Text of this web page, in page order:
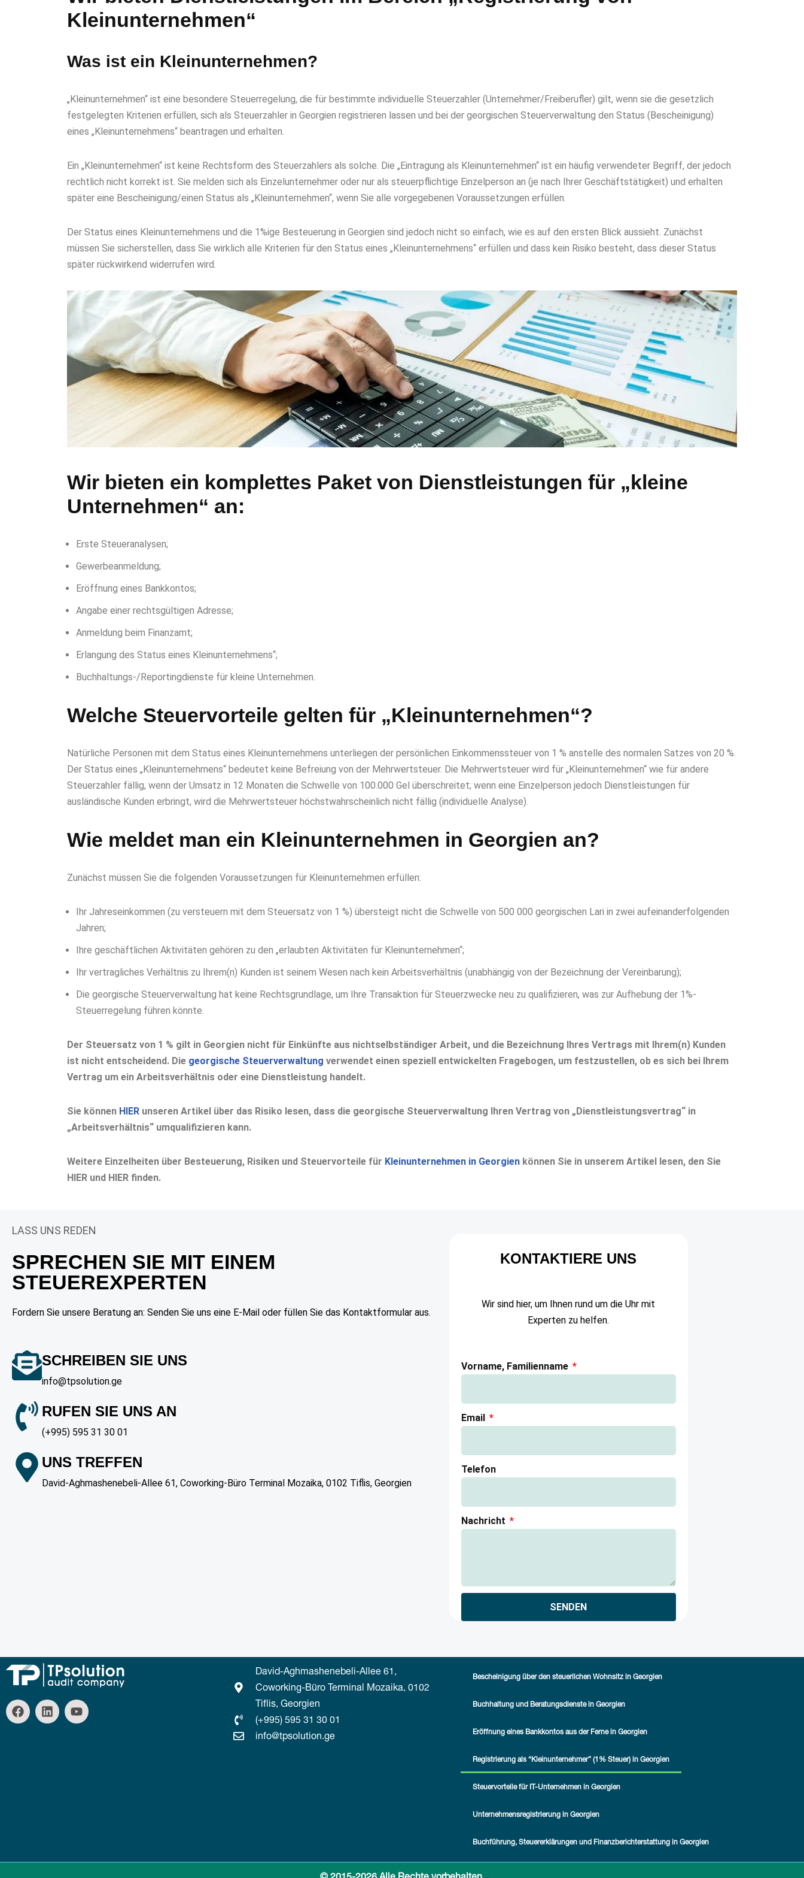
Kleinunternehmen“
Was ist ein Kleinunternehmen?
„Kleinunternehmen“ ist eine besondere Steuerregelung, die für bestimmte individuelle Steuerzahler (Unternehmer/Freiberufler) gilt, wenn sie die gesetzlich
festgelegten Kriterien erfüllen, sich als Steuerzahler in Georgien registrieren lassen und bei der georgischen Steuerverwaltung den Status (Bescheinigung)
eines „Kleinunternehmens“ beantragen und erhalten.
Ein „Kleinunternehmen“ ist keine Rechtsform des Steuerzahlers als solche. Die „Eintragung als Kleinunternehmen“ ist ein häufig verwendeter Begriff, der jedoch
rechtlich nicht korrekt ist. Sie melden sich als Einzelunternehmer oder nur als steuerpflichtige Einzelperson an (je nach Ihrer Geschäftstätigkeit) und erhalten
später eine Bescheinigung/einen Status als „Kleinunternehmen“, wenn Sie alle vorgegebenen Voraussetzungen erfüllen.
Der Status eines Kleinunternehmens und die 1%ige Besteuerung in Georgien sind jedoch nicht so einfach, wie es auf den ersten Blick aussieht. Zunächst
müssen Sie sicherstellen, dass Sie wirklich alle Kriterien für den Status eines „Kleinunternehmens“ erfüllen und dass kein Risiko besteht, dass dieser Status
später rückwirkend widerrufen wird.
Wir bieten ein komplettes Paket von Dienstleistungen für „kleine
Unternehmen“ an:
Erste Steueranalysen;
Gewerbeanmeldung;
Eröffnung eines Bankkontos;
Angabe einer rechtsgültigen Adresse;
Anmeldung beim Finanzamt;
Erlangung des Status eines Kleinunternehmens“;
Buchhaltungs-/Reportingdienste für kleine Unternehmen.
Welche Steuervorteile gelten für „Kleinunternehmen“?
Natürliche Personen mit dem Status eines Kleinunternehmens unterliegen der persönlichen Einkommenssteuer von 1 % anstelle des normalen Satzes von 20 %.
Der Status eines „Kleinunternehmens“ bedeutet keine Befreiung von der Mehrwertsteuer. Die Mehrwertsteuer wird für „Kleinunternehmen“ wie für andere
Steuerzahler fällig, wenn der Umsatz in 12 Monaten die Schwelle von 100.000 Gel überschreitet; wenn eine Einzelperson jedoch Dienstleistungen für
ausländische Kunden erbringt, wird die Mehrwertsteuer höchstwahrscheinlich nicht fällig (individuelle Analyse).
Wie meldet man ein Kleinunternehmen in Georgien an?
Zunächst müssen Sie die folgenden Voraussetzungen für Kleinunternehmen erfüllen:
Ihr Jahreseinkommen (zu versteuern mit dem Steuersatz von 1 %) übersteigt nicht die Schwelle von 500 000 georgischen Lari in zwei aufeinanderfolgenden
Jahren;
Ihre geschäftlichen Aktivitäten gehören zu den „erlaubten Aktivitäten für Kleinunternehmen“;
Ihr vertragliches Verhältnis zu Ihrem(n) Kunden ist seinem Wesen nach kein Arbeitsverhältnis (unabhängig von der Bezeichnung der Vereinbarung);
Die georgische Steuerverwaltung hat keine Rechtsgrundlage, um Ihre Transaktion für Steuerzwecke neu zu qualifizieren, was zur Aufhebung der 1%-
Steuerregelung führen könnte.
Der Steuersatz von 1 % gilt in Georgien nicht für Einkünfte aus nichtselbständiger Arbeit, und die Bezeichnung Ihres Vertrags mit Ihrem(n) Kunden
ist nicht entscheidend. Die georgische Steuerverwaltung verwendet einen speziell entwickelten Fragebogen, um festzustellen, ob es sich bei Ihrem
Vertrag um ein Arbeitsverhältnis oder eine Dienstleistung handelt.
Sie können HIER unseren Artikel über das Risiko lesen, dass die georgische Steuerverwaltung Ihren Vertrag von „Dienstleistungsvertrag“ in
„Arbeitsverhältnis“ umqualifizieren kann.
Weitere Einzelheiten über Besteuerung, Risiken und Steuervorteile für Kleinunternehmen in Georgien können Sie in unserem Artikel lesen, den Sie
HIER und HIER finden.
LASS UNS REDEN
SPRECHEN SIE MIT EINEM
STEUEREXPERTEN
Fordern Sie unsere Beratung an: Senden Sie uns eine E-Mail oder füllen Sie das Kontaktformular aus.
SCHREIBEN SIE UNS
info@tpsolution.ge
RUFEN SIE UNS AN
(+995) 595 31 30 01
UNS TREFFEN
David-Aghmashenebeli-Allee 61, Coworking-Büro Terminal Mozaika, 0102 Tiflis, Georgien
KONTAKTIERE UNS
Wir sind hier, um Ihnen rund um die Uhr mit
Experten zu helfen.
Vorname, Familienname
Email
Telefon
Nachricht
SENDEN
David-Aghmashenebeli-Allee 61,
Coworking-Büro Terminal Mozaika, 0102
Tiflis, Georgien
(+995) 595 31 30 01
info@tpsolution.ge
Bescheinigung über den steuerlichen Wohnsitz in Georgien
Buchhaltung und Beratungsdienste in Georgien
Eröffnung eines Bankkontos aus der Ferne in Georgien
Registrierung als “Kleinunternehmer” (1% Steuer) in Georgien
Steuervorteile für IT-Unternehmen in Georgien
Unternehmensregistrierung in Georgien
Buchführung, Steuererklärungen und Finanzberichterstattung in Georgien